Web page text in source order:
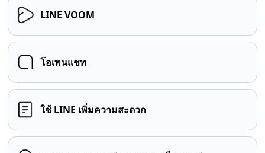
LINE VOOM
โอเพนแชท
ใช้ LINE เพิ่มความสะดวก